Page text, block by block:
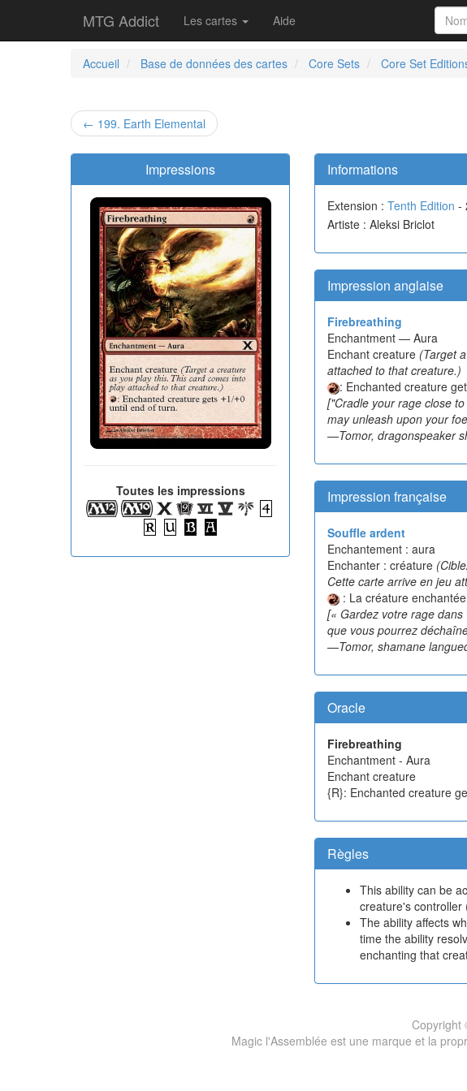
MTG Addict Les cartes Aide
Accueil
Base de données des cartes Core Sets Core Set
← 199. Earth Elemental
Impressions
Toutes les impressions
Informations
Extension : Tenth Edition -
Artiste : Aleksi Briclot
Impression anglaise
Firebreathing
Enchantment — Aura
Enchant creature (Target
attached to that creature.)
: Enchanted creature
["Cradle your rage close
may unleash upon your
—Tomor, dragonspeaker
Impression française
Souffle ardent
Enchantement : aura
Enchanter : créature
Cette carte arrive en jeu
: La créature
[« Gardez votre rage
que vous pourrez
—Tomor, shamane
Oracle
Firebreathing
Enchantment - Aura
Enchant creature
{R}: Enchanted creature
Règles
This ability can be
creature's controller
The ability affects
time the ability
enchanting that
Copyright
Magic l'Assemblée est une marque et la